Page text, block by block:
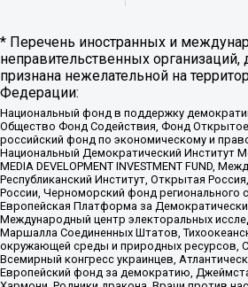
* Перечень иностранных и
неправительственных организаций,
признана нежелательной на
Федерации:
Национальный фонд в поддержку
Общество Фонд Содействия, Фонд
российский фонд по экономическому и
Национальный Демократический Институт
MEDIA DEVELOPMENT INVESTMENT FUND,
Республиканский Институт, Открытая
России, Черноморский фонд регионального
Европейская Платформа за
Международный центр электоральных
Маршалла Соединенных Штатов,
окружающей среды и природных ресурсов,
Всемирный конгресс украинцев,
Европейский фонд за демократию,